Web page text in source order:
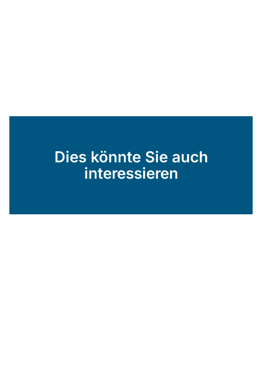
Dies könnte Sie auch
interessieren